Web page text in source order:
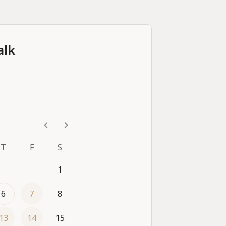
van aandacht.
en afstemming.
T F
S
1
6 7 8
13 14 15